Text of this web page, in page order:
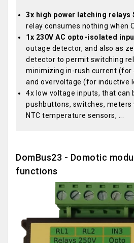
3x high power latching relays
relay consumes nothing when
1x 230V AC opto-isolated
outage detector, and also as
detector to permit switching
minimizing in-rush current (for
and overvoltage (for inductive
4x low voltage inputs, that can
pushbuttons, switches, meters
NTC temperature sensors, ...
DomBus23 - Domotic
functions